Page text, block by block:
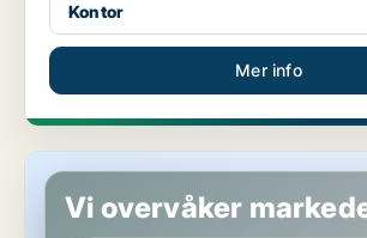
Kontor
Mer info
Kommersielle eiendommer i Maishofen,
Vi overvåker